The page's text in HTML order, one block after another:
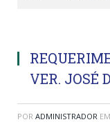
VER. JOSÉ
POR ADMINISTRADOR EM